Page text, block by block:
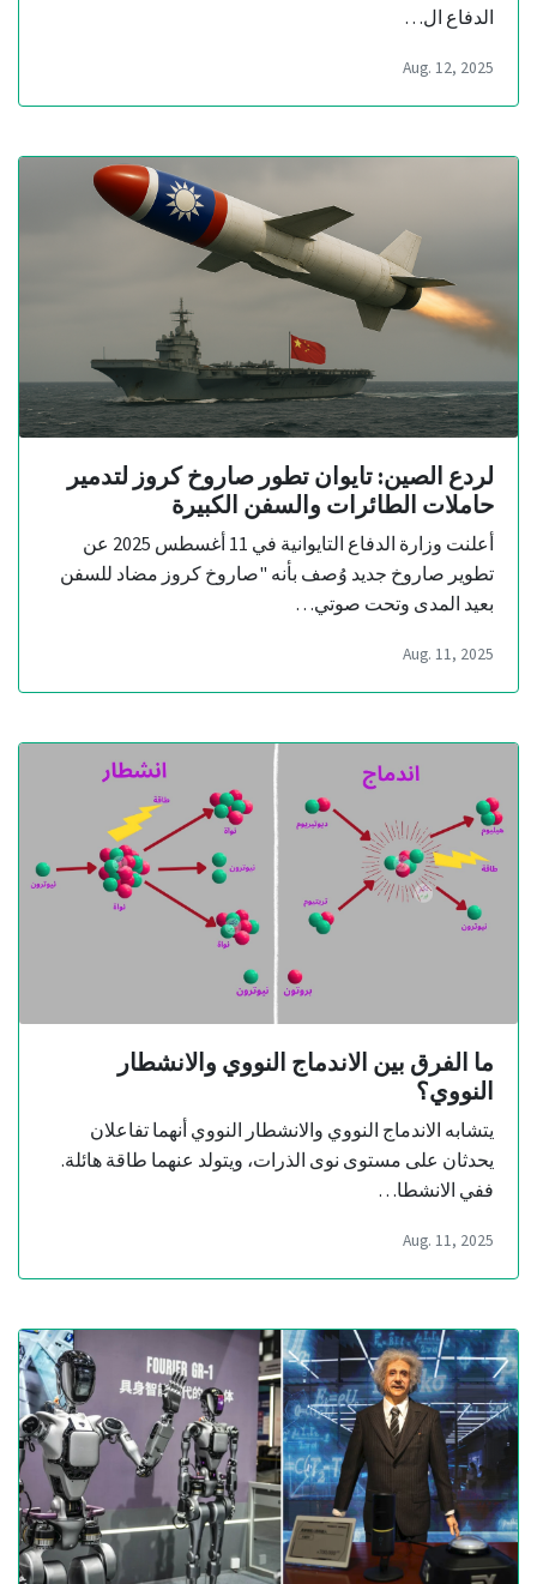
الدفاع ال…
Aug. 12, 2025
لردع الصين: تايوان تطور صاروخ كروز لتدمير
حاملات الطائرات والسفن الكبيرة
أعلنت وزارة الدفاع التايوانية في 11 أغسطس 2025 عن
تطوير صاروخ جديد وُصف بأنه "صاروخ كروز مضاد للسفن
بعيد المدى وتحت صوتي…
Aug. 11, 2025
ما الفرق بين الاندماج النووي والانشطار
النووي؟
يتشابه الاندماج النووي والانشطار النووي أنهما تفاعلان
يحدثان على مستوى نوى الذرات، ويتولد عنهما طاقة هائلة.
ففي الانشطا…
Aug. 11, 2025